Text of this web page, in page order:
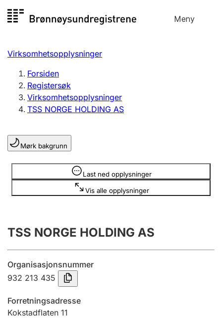
til
Meny
Registersøk
Aksjeselskap
Enkeltpersonforetak
Registrere, endre, slette
Lag og forening
Registrere, endre, slette
Årsregnskap
Innsending og forsinkelsesgebyr
Tinglysing
Virksomhetsopplysninger
Forsiden
Registersøk
Virksomhetsopplysninger
TSS NORGE HOLDING AS
Mørk bakgrunn
Last ned opplysninger
Vis alle opplysninger
Opplysninger er skjult
TSS NORGE HOLDING AS
Organisasjonsnummer
932 213 435
Forretningsadresse
Kokstadflaten 11